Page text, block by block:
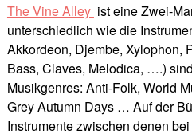
The Vine Alley ist eine Zwei-
unterschiedlich wie die
Akkordeon, Djembe, Xylophon,
Bass, Claves, Melodica, ….)
Musikgenres: Anti-Folk, World
Grey Autumn Days … Auf der
Instrumente zwischen denen